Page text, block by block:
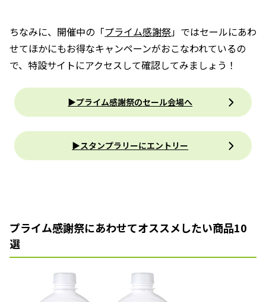
ちなみに、開催中の「プライム感謝祭」ではセールにあわ
せてほかにもお得なキャンペーンがおこなわれているの
で、特設サイトにアクセスして確認してみましょう！
▶プライム感謝祭のセール会場へ
▶︎スタンプラリーにエントリー
プライム感謝祭にあわせてオススメしたい商品10
選